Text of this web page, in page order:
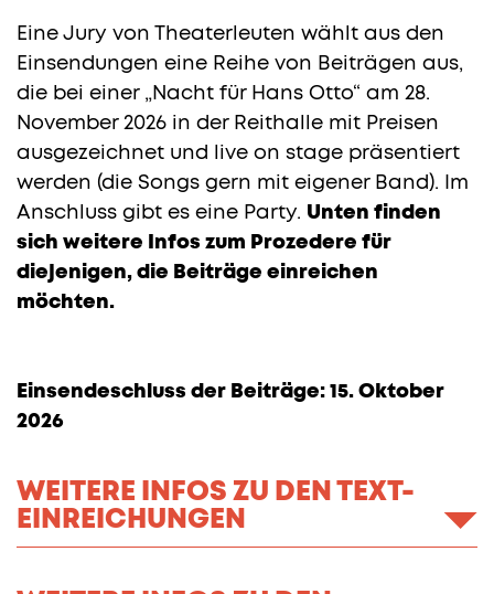
Eine Jury von Theaterleuten wählt aus den
Einsendungen eine Reihe von Beiträgen aus,
die bei einer „Nacht für Hans Otto“ am 28.
November 2026 in der Reithalle mit Preisen
ausgezeichnet und live on stage präsentiert
werden (die Songs gern mit eigener Band). Im
Anschluss gibt es eine Party. Unten finden
sich weitere Infos zum Prozedere für
diejenigen, die Beiträge einreichen
möchten.
Einsendeschluss der Beiträge: 15. Oktober
2026
WEITERE INFOS ZU DEN TEXT-
EINREICHUNGEN